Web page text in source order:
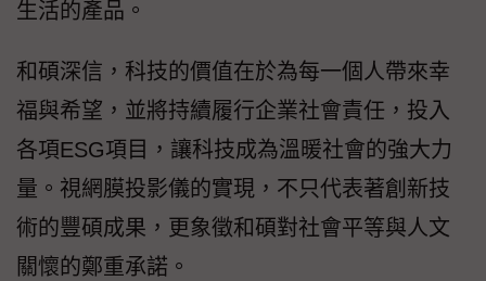
生活的產品。
和碩深信，科技的價值在於為每一個人帶來幸
福與希望，並將持續履行企業社會責任，投入
各項ESG項目，讓科技成為溫暖社會的強大力
量。視網膜投影儀的實現，不只代表著創新技
術的豐碩成果，更象徵和碩對社會平等與人文
關懷的鄭重承諾。